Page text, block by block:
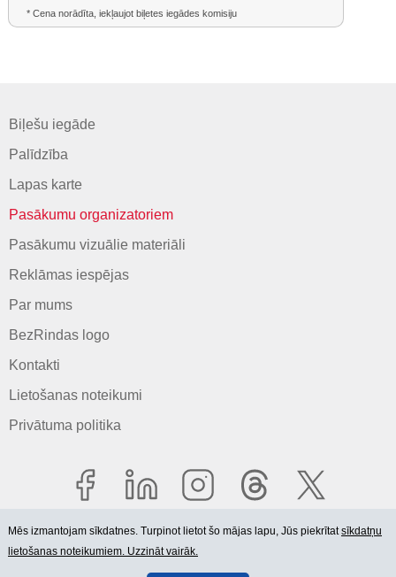
* Cena norādīta, iekļaujot biļetes iegādes komisiju
Biļešu iegāde
Palīdzība
Lapas karte
Pasākumu organizatoriem
Pasākumu vizuālie materiāli
Reklāmas iespējas
Par mums
BezRindas logo
Kontakti
Lietošanas noteikumi
Privātuma politika
© 2006-2026 SIA "BEZRINDAS.LV".
Mēs izmantojam sīkdatnes. Turpinot lietot šo mājas lapu, Jūs piekrītatsīkdatņu
lietošanas noteikumiem. Uzzināt vairāk.